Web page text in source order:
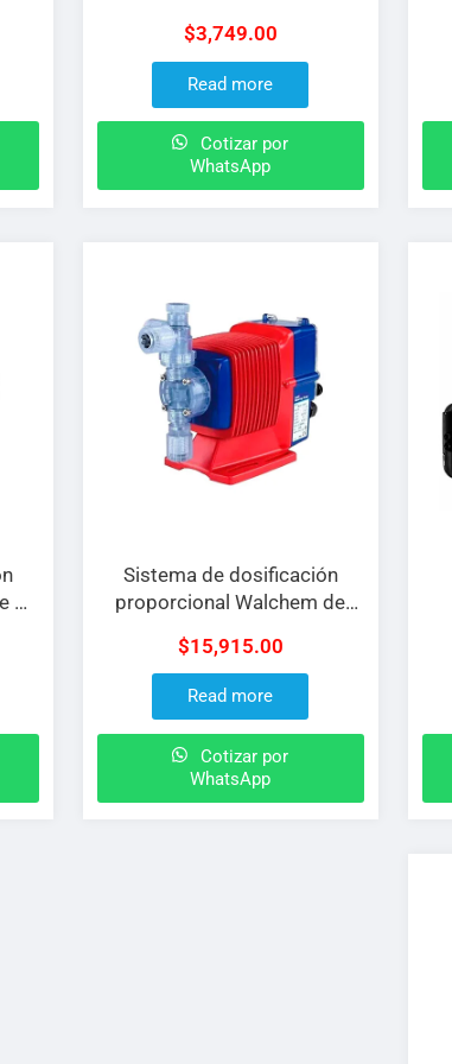
$3,749.00
Read more
Cotizar por
WhatsApp
2″
Sistema de dosificación
proporcional Walchem de
$15,915.00
Read more
Cotizar por
WhatsApp